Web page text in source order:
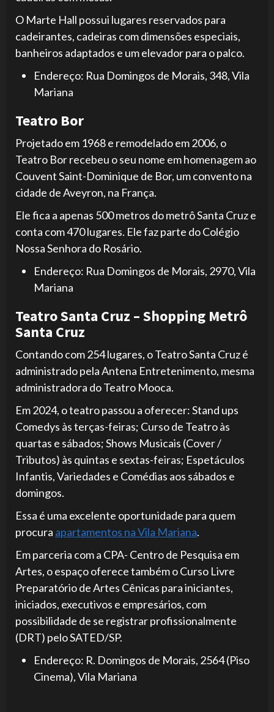
O Marte Hall possui lugares reservados para
cadeirantes, cadeiras com dimensões especiais,
banheiros adaptados e um elevador para o palco.
Endereço: Rua Domingos de Morais, 348, Vila
Mariana
Teatro Bor
Projetado em 1968 e remodelado em 2006, o
Teatro Bor recebeu o seu nome em homenagem ao
Couvent Saint-Dominique de Bor, um convento na
cidade de Aveyron, na França.
Ele fica a apenas 500 metros do metrô Santa Cruz e
conta com 470 lugares. Ele faz parte do Colégio
Nossa Senhora do Rosário.
Endereço: Rua Domingos de Morais, 2970, Vila
Mariana
Teatro Santa Cruz – Shopping Metrô
Santa Cruz
Contando com 254 lugares, o Teatro Santa Cruz é
administrado pela Antena Entretenimento, mesma
administradora do Teatro Mooca.
Em 2024, o teatro passou a oferecer: Stand ups
Comedys às terças-feiras; Curso de Teatro às
quartas e sábados; Shows Musicais (Cover /
Tributos) às quintas e sextas-feiras; Espetáculos
Infantis, Variedades e Comédias aos sábados e
domingos.
Essa é uma excelente oportunidade para quem
procura apartamentos na Vila Mariana.
Em parceria com a CPA- Centro de Pesquisa em
Artes, o espaço oferece também o Curso Livre
Preparatório de Artes Cênicas para iniciantes,
iniciados, executivos e empresários, com
possibilidade de se registrar profissionalmente
(DRT) pelo SATED/SP.
Endereço: R. Domingos de Morais, 2564 (Piso
Cinema), Vila Mariana